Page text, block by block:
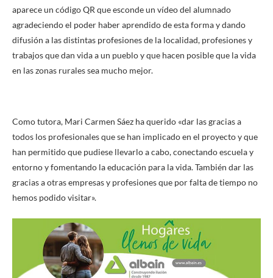
aparece un código QR que esconde un vídeo del alumnado
agradeciendo el poder haber aprendido de esta forma y dando
difusión a las distintas profesiones de la localidad, profesiones y
trabajos que dan vida a un pueblo y que hacen posible que la vida
en las zonas rurales sea mucho mejor.
Como tutora, Mari Carmen Sáez ha querido «dar las gracias a
todos los profesionales que se han implicado en el proyecto y que
han permitido que pudiese llevarlo a cabo, conectando escuela y
entorno y fomentando la educación para la vida. También dar las
gracias a otras empresas y profesiones que por falta de tiempo no
hemos podido visitar».